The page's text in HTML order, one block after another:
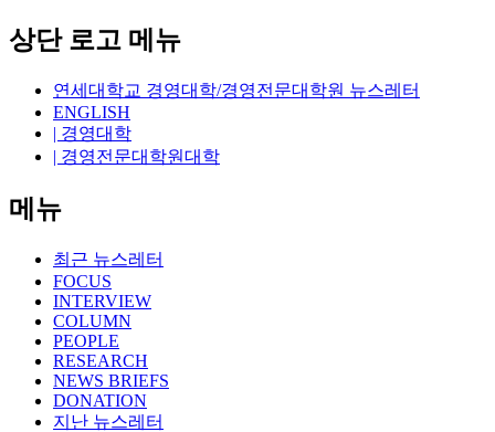
상단 로고 메뉴
연세대학교 경영대학/경영전문대학원 뉴스레터
ENGLISH
| 경영대학
| 경영전문대학원대학
메뉴
최근 뉴스레터
FOCUS
INTERVIEW
COLUMN
PEOPLE
RESEARCH
NEWS BRIEFS
DONATION
지난 뉴스레터